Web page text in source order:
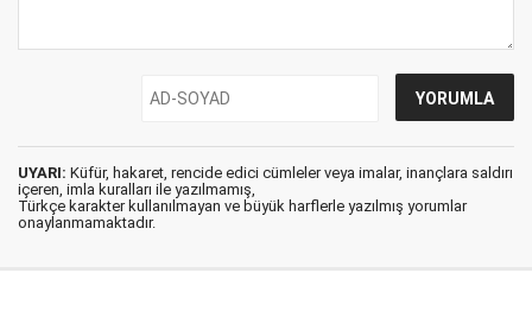
UYARI: Küfür, hakaret, rencide edici cümleler veya imalar, inançlara saldırı
içeren, imla kuralları ile yazılmamış,
Türkçe karakter kullanılmayan ve büyük harflerle yazılmış yorumlar
onaylanmamaktadır.